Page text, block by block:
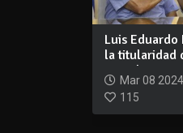
Luis Eduardo
la titularidad
intendencia...
Mar 08 2024
115